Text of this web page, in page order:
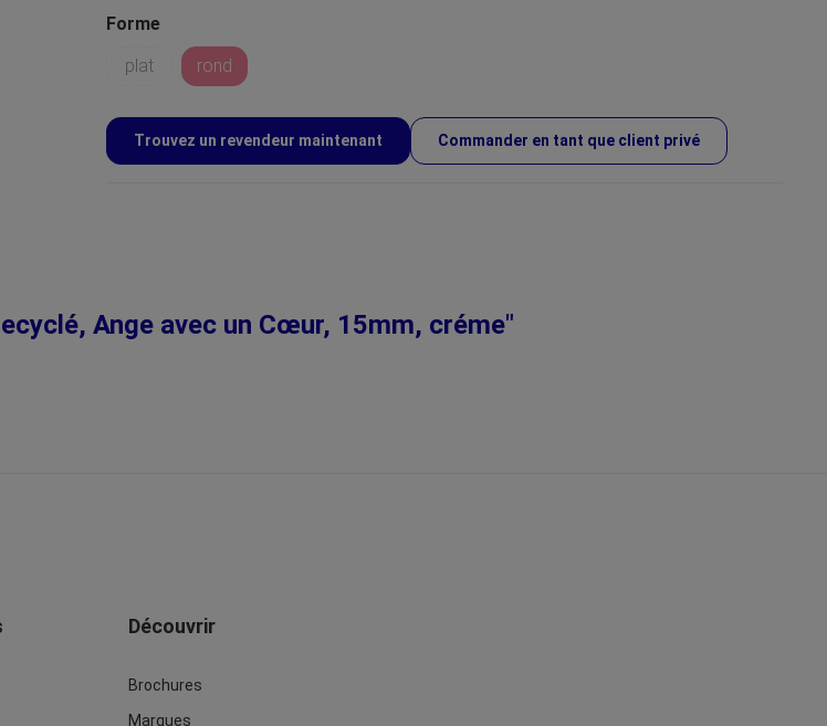
Forme
plat
rond
Trouvez un revendeur maintenant Commander en tant que client privé
Ange avec un Cœur, 15mm, créme"
Découvrir
Brochures
Marques